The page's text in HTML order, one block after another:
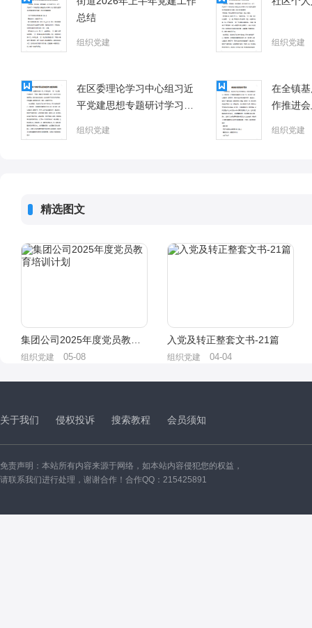
总结
组织党建 组织党建
在区委理论学习中心组习近
平党建思想专题研讨学习会
组织党建
在全镇
作推进
组织党建
精选图文
组织党建 05-08
入党及转正整套文书-21篇
组织党建 04-04
关于我们 侵权投诉 搜索教程 会员须知
免责声明：本站所有内容来源于网络，如本站内容侵犯您的权益，
请联系我们进行处理，谢谢合作！合作QQ：215425891